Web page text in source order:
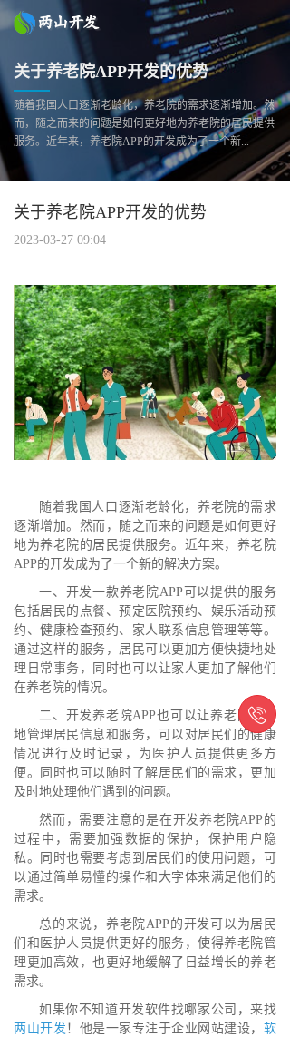
关于养老院APP开发的优势
随着我国人口逐渐老龄化，养老院的需求逐渐增加。然
而，随之而来的问题是如何更好地为养老院的居民提供
服务。近年来，养老院APP的开发成为了一个新...
关于养老院APP开发的优势
2023-03-27 09:04
随着我国人口逐渐老龄化，养老院的需求
逐渐增加。然而，随之而来的问题是如何更好
地为养老院的居民提供服务。近年来，养老院
APP的开发成为了一个新的解决方案。
一、开发一款养老院APP可以提供的服务
包括居民的点餐、预定医院预约、娱乐活动预
约、健康检查预约、家人联系信息管理等等。
通过这样的服务，居民可以更加方便快捷地处
理日常事务，同时也可以让家人更加了解他们
在养老院的情况。
二、开发养老院APP也可以让养老院更好
地管理居民信息和服务，可以对居民们的健康
情况进行及时记录，为医护人员提供更多方
便。同时也可以随时了解居民们的需求，更加
及时地处理他们遇到的问题。
然而，需要注意的是在开发养老院APP的
过程中，需要加强数据的保护，保护用户隐
私。同时也需要考虑到居民们的使用问题，可
以通过简单易懂的操作和大字体来满足他们的
需求。
总的来说，养老院APP的开发可以为居民
们和医护人员提供更好的服务，使得养老院管
理更加高效，也更好地缓解了日益增长的养老
需求。
如果你不知道开发软件找哪家公司，来找
两山开发 ！他是一家专注于企业网站建设，软
